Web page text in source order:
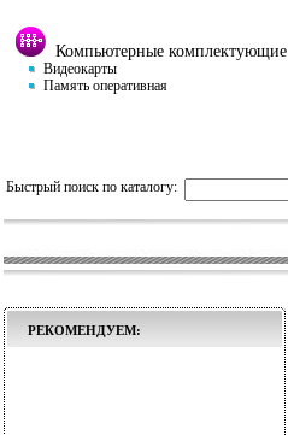
Компьютерные комплектующие
Видеокарты
Память оперативная
Быстрый поиск по каталогу:
РЕКОМЕНДУЕМ: